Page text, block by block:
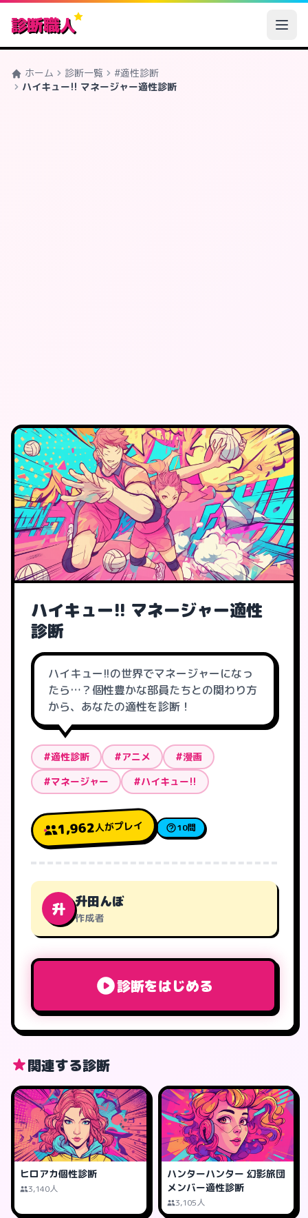
診断職人
ホーム 診断一覧
#適性診断
ハイキュー!! マネージャー適性診断
ハイキュー!! マネージャー適性
診断
ハイキュー!!の世界でマネージャーになっ
たら…？個性豊かな部員たちとの関わり方
から、あなたの適性を診断！
#適性診断 #アニメ
#漫画
#マネージャー
#ハイキュー!!
1,962人がプレイ 10問
升 升田んぼ
作成者
診断をはじめる
関連する診断
ヒロアカ個性診断
3,140人
ハンターハンター 幻影旅団
メンバー適性診断
3,105人